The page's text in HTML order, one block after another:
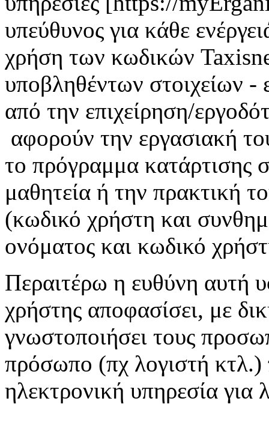
υπεύθυνος για κάθε
χρήση των κωδικών
υποβληθέντων στοιχείων -
από την επιχείρηση/
αφορούν την εργασιακή
το πρόγραμμα κατάρτισης
μαθητεία ή την πρακτική
(κωδικό χρήστη και
ονόματος και κωδικό
Περαιτέρω η ευθύνη αυτή
χρήστης αποφασίσει, με
γνωστοποιήσει τους
πρόσωπο (πχ λογιστή κτλ.)
ηλεκτρονική υπηρεσία για